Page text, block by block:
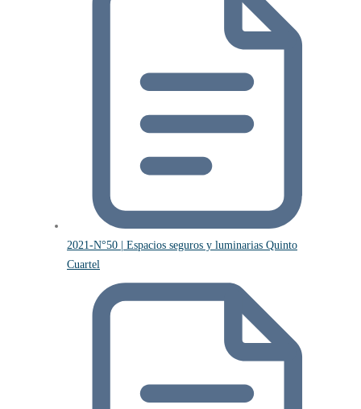
2021-N°50 | Espacios seguros y luminarias Quinto
Cuartel